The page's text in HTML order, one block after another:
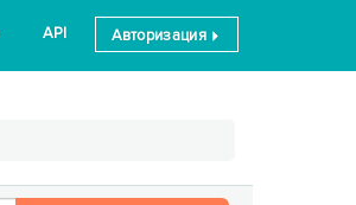
API Авторизация